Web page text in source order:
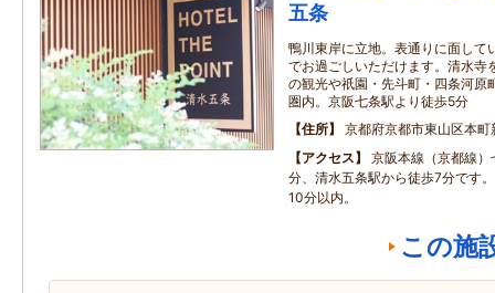
五条
鴨川東岸に立地。表通りに面して
でお過ごしいただけます。清水寺
の観光や祇園・先斗町・四条河原
圏内。京阪七条駅より徒歩5分
住所
京都府京都市東山区本
アクセス
京阪本線（京都線
分、清水五条駅から徒歩7分です
10分以内。
この施